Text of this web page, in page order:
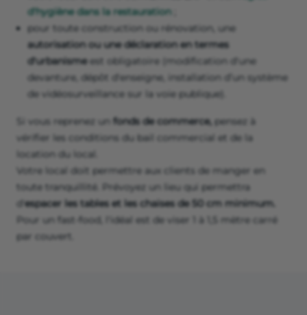
d'hygiène dans la restauration
pour toute construction ou rénovation, une
autorisation ou une déclaration en termes
d'urbanismeest obligatoire (modification d'une
devanture, dépôt d'enseigne, installation d’un système
de vidéosurveillance sur la voie publique).
Si vous reprenez un fonds de commerce, pensez à
vérifier les conditions du bail commercial et de la
location du local.
Votre local doit permettre aux clients de manger en
toute tranquillité. Prévoyez un lieu qui permettra
d'espacer les tables et les chaises de 50 cm minimum.
Pour un fast-food, l'idéal est de viser 1 à 1,5 mètre carré
par couvert.